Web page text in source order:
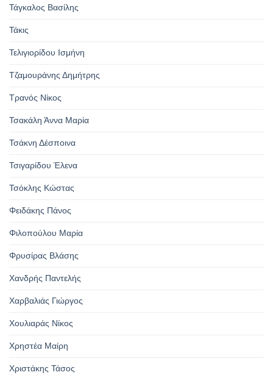
Τάγκαλος Βασίλης
Τάκις
Τελιγιορίδου Ισμήνη
Τζαμουράνης Δημήτρης
Τρανός Νίκος
Τσακάλη Άννα Μαρία
Τσάκνη Δέσποινα
Τσιγαρίδου Έλενα
Τσόκλης Κώστας
Φειδάκης Πάνος
Φιλοπούλου Μαρία
Φρυσίρας Βλάσης
Χανδρής Παντελής
Χαρβαλιάς Γιώργος
Χουλιαράς Νίκος
Χρηστέα Μαίρη
Χριστάκης Τάσος